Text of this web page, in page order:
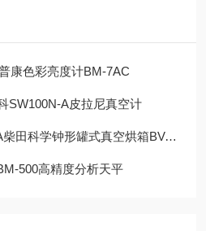
康色彩亮度计BM-7AC
SW100N-A皮拉尼真空计
田科学钟形罐式真空烘箱BV-001
500高精度分析天平